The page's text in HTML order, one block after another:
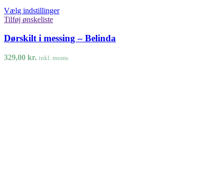
Vælg indstillinger
Tilføj ønskeliste
Dørskilt i messing – Belinda
329,00 kr. inkl. moms